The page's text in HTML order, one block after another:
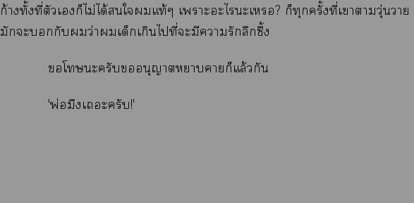
ก้างทั้งที่ตัวเก็ไม่ได้ใแท้ๆ เาะะไะเ? ก็ทุกครั้งที่เาาวุ่นวาย
มักะกับว่าเด็กเกินไที่ะมีารักลึกซึ้ง
โะครับอนุญาตาคายก็แล้วกัน
'พ่อมึงเะครับ!'